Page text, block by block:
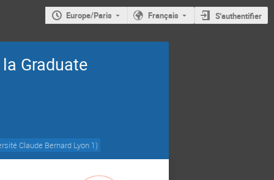
Europe/Paris Français S'authentifier
Graduate
Claude Bernard Lyon 1)